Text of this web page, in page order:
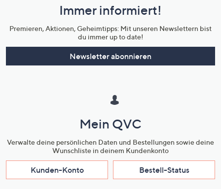
Unternehmensinformationen
Immer informiert!
Premieren, Aktionen, Geheimtipps: Mit unseren Newslettern bist
du immer up to date!
Newsletter abonnieren
Mein QVC
Verwalte deine persönlichen Daten und Bestellungen sowie deine
Wunschliste in deinem Kundenkonto
Kunden-Konto Bestell-Status